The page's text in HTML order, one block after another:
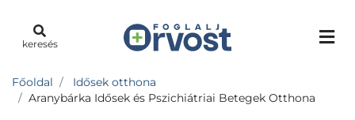
keresés
Főoldal
Idősek otthona
Aranybárka Idősek és Pszichiátriai Betegek Otthona